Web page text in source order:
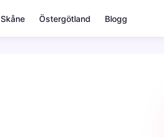
Skåne Östergötland Blogg